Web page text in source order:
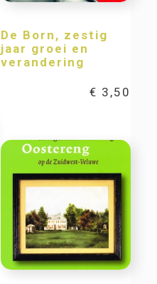
De Born, zestig
jaar groei en
verandering
€ 3,50